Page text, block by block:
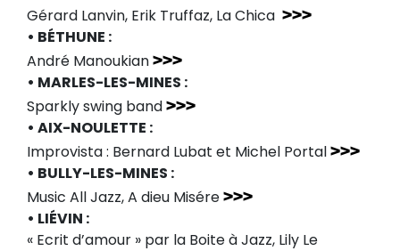
Gérard Lanvin, Erik Truffaz, La Chica >>>
• BÉTHUNE :
André Manoukian>>>
• MARLES-LES-MINES :
Sparkly swing band>>>
• AIX-NOULETTE :
Improvista : Bernard Lubat et Michel Portal>>>
• BULLY-LES-MINES :
Music All Jazz, A dieu Misére>>>
• LIÉVIN :
« Ecrit d’amour » par la Boite à Jazz, Lily Le